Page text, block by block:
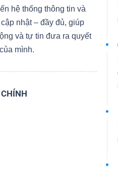
hệ thống thông tin và
nhật – đầy đủ, giúp
và tự tin đưa ra quyết
mình.